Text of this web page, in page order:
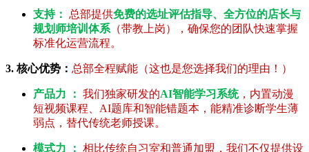
支持： 总部提供免费的选址评估指导、全方位的店长与
规划师培训体系 （带教上岗），确保您的团队快速掌握
标准化运营流程。
3. 核心优势： 总部全程赋能（这也是您选择我们的理由！）
产品力 ： 我们独家研发的AI智能学习系统，内置动漫
短视频课程、AI题库和智能错题本，能精准诊断学生薄
弱点，替代传统老师授课。
模式力 ： 相比传统自习室和普通加盟，我们不仅提供设